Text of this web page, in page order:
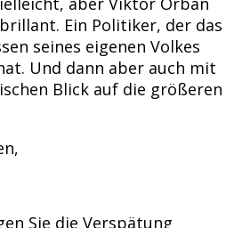
Ein Politiker, der das
seines eigenen Volkes
Und dann aber auch mit
Blick auf die größeren
Sie die Verspätung